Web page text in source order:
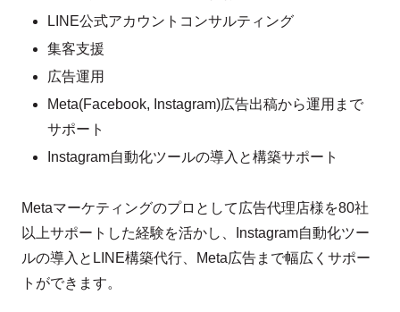
LINE公式アカウントコンサルティング
集客支援
広告運用
Meta(Facebook, Instagram)広告出稿から運用まで
サポート
Instagram自動化ツールの導入と構築サポート
Metaマーケティングのプロとして広告代理店様を80社
以上サポートした経験を活かし、Instagram自動化ツー
ルの導入とLINE構築代行、Meta広告まで幅広くサポー
トができます。